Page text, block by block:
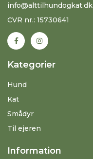
info@alttilhundogkat.dk
CVR nr.: 15730641
Kategorier
Hund
Kat
Smådyr
Til ejeren
Information